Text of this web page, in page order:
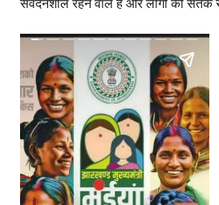
संवेदनशील रहने वाले हैं और लोगों को